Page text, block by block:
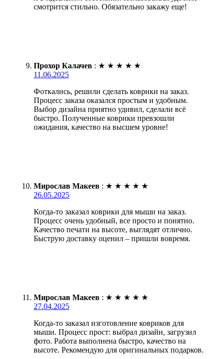
смотрится стильно. Обязательно закажу еще!
Прохор Калачев : ★ ★ ★ ★ ★
11.06.2025
Фоткались, решили сделать коврики на заказ.
Процесс заказа оказался простым и удобным.
Выбор дизайна приятно удивил, сделали всё
быстро. Полученные коврики превзошли
ожидания, качество на высшем уровне!
Мирослав Макеев : ★ ★ ★ ★ ★
26.05.2025
Когда-то заказал коврики для мыши на заказ.
Процесс очень удобный, все просто и понятно.
Качество печати на высоте, выглядят отлично.
Быструю доставку оценил – пришли вовремя.
Мирослав Макеев : ★ ★ ★ ★ ★
27.04.2025
Когда-то заказал изготовление ковриков для
мыши. Процесс прост: выбрал дизайн, загрузил
фото. Работа выполнена быстро, качество на
высоте. Рекомендую для оригинальных подарков.